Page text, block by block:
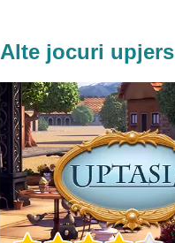
Informații despre joc
Alte jocuri upjers